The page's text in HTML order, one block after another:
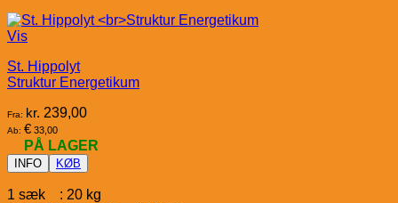
Vis
St. Hippolyt
Struktur Energetikum
Fra: kr. 239,00
Ab: € 33,00
PÅ LAGER
INFO KØB
1 sæk : 20 kg